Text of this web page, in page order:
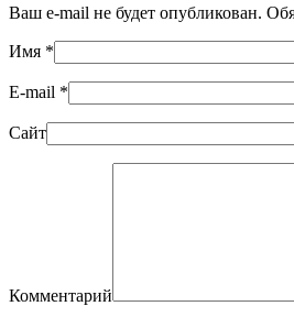
Ваш e-mail не будет опубликован.
Имя *
E-mail *
Сайт
Комментарий